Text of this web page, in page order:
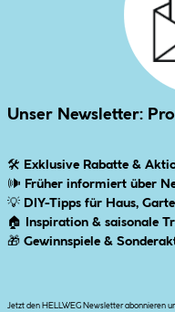
Unser Newsletter:
🛠 Exklusive Rabatte &
🕪 Früher informiert über
💡 DIY-Tipps für Haus,
🏠
Inspiration & saisonale
🎁 Gewinnspiele &
Jetzt den HELLWEG Newsletter abonnieren